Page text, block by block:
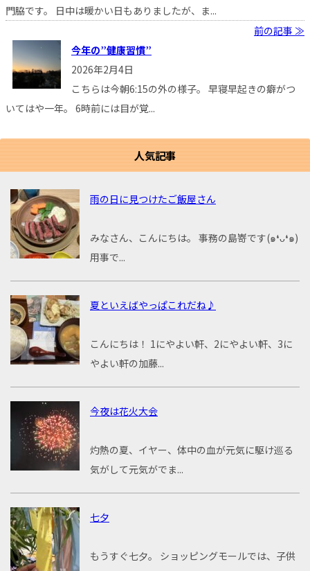
門脇です。 日中は暖かい日もありましたが、ま...
前の記事 ≫
今年の”健康習慣”
2026年2月4日
こちらは今朝6:15の外の様子。 早寝早起きの癖がつ
いてはや一年。 6時前には目が覚...
人気記事
雨の日に見つけたご飯屋さん
みなさん、こんにちは。 事務の島嵜です(๑❛ᴗ❛๑)
用事で...
夏といえばやっぱこれだね♪
こんにちは！ 1にやよい軒、2にやよい軒、3に
やよい軒の加藤...
今夜は花火大会
灼熱の夏、イヤー、体中の血が元気に駆け巡る
気がして元気がでま...
七夕
もうすぐ七夕。 ショッピングモールでは、子供